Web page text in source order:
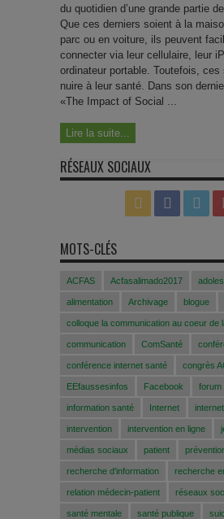
du quotidien d’une grande partie
Que ces derniers soient à la
parc ou en voiture, ils peuvent
connecter via leur cellulaire, leur
ordinateur portable. Toutefois, ces
nuire à leur santé. Dans son
«The Impact of Social ...
Lire la suite...
RÉSEAUX SOCIAUX
MOTS-CLÉS
ACFAS Acfasalimado2017
alimentation Archivage blogue
colloque la communication au coeur de
communication ComSanté
conférence internet santé congrès
EEfaussesinfos Facebook forum
information santé Internet
intervention intervention en ligne
médias sociaux patient
recherche d'information recherche
relation médecin-patient réseaux
santé mentale santé publique